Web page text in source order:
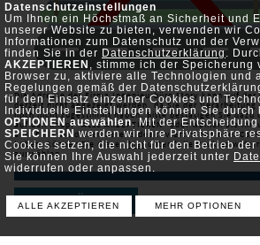
Datenschutzeinstellungen
Um Ihnen ein Höchstmaß an Sicherheit und
unserer Website zu bieten, verwenden wir
Informationen zum Datenschutz und der
finden Sie in der Datenschutzerklärung.
AKZEPTIEREN , stimme ich der Speicherung
Browser zu, aktiviere alle Technologien und
Regelungen gemäß der
für den Einsatz einzelner Cookies und
Individuelle Einstellungen können Sie
OPTIONEN auswählen. Mit der
SPEICHERNwerden wir Ihre Privatsphäre
Cookies setzen, die nicht für den Betrieb
Sie können Ihre Auswahl jederzeit unter
widerrufen oder anpassen.
ALLE AKZEPTIEREN MEHR OPTIONEN
Die Adresse der Firma Ingenieurbüro Mory kann auf der
derzeit nicht angezeigt werden, da Sie der Verarbeitung
noch nicht zugestimmt haben. Bitte bestätigen Sie dazu
auf den Knopf "ALLE AKZEPTIEREN" oder wählen Sie ihn
aus. Falls Sie diesen bereits deaktiviert haben oder
haben, können Sie diesenhierunter "alle Cookies
auswählen.
ZURÜCK